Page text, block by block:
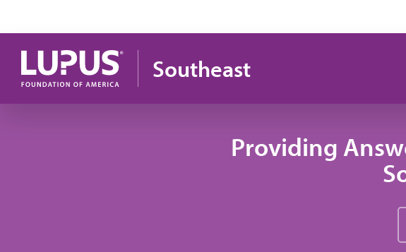
Southeast
Providing